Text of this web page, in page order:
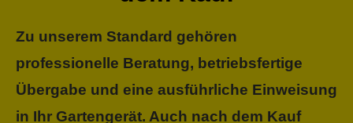
Zu unserem Standard gehören
professionelle Beratung, betriebsfertige
Übergabe und eine ausführliche Einweisung
in Ihr Gartengerät. Auch nach dem Kauf